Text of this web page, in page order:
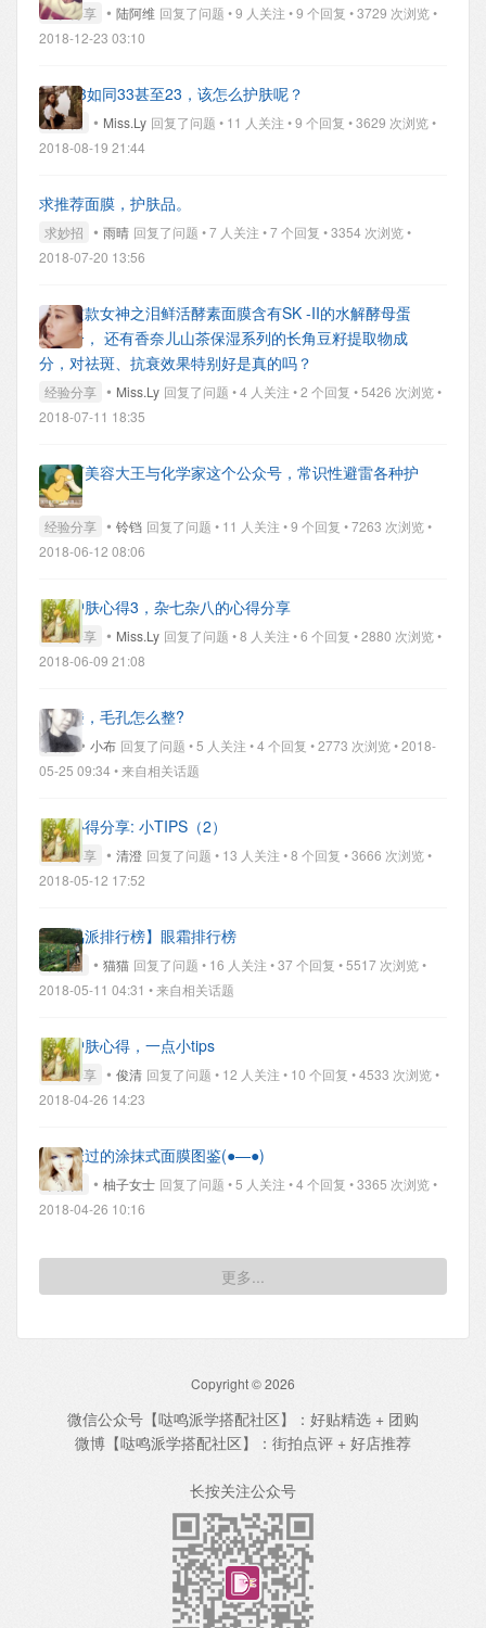
经验分享 • 陆阿维 回复了问题 • 9 人关注 • 9 个回复 • 3729 次浏览 •
2018-12-23 03:10
要想43如同33甚至23，该怎么护肤呢？
求妙招 • Miss.Ly 回复了问题 • 11 人关注 • 9 个回复 • 3629 次浏览 •
2018-08-19 21:44
求推荐面膜，护肤品。
求妙招 • 雨晴 回复了问题 • 7 人关注 • 7 个回复 • 3354 次浏览 •
2018-07-20 13:56
听说这款女神之泪鲜活酵素面膜含有SK -II的水解酵母蛋
白成分， 还有香奈儿山茶保湿系列的长角豆籽提取物成
分，对祛斑、抗衰效果特别好是真的吗？
经验分享 • Miss.Ly 回复了问题 • 4 人关注 • 2 个回复 • 5426 次浏览 •
2018-07-11 18:35
推荐下美容大王与化学家这个公众号，常识性避雷各种护
肤品。
经验分享 • 铃铛 回复了问题 • 11 人关注 • 9 个回复 • 7263 次浏览 •
2018-06-12 08:06
我的护肤心得3，杂七杂八的心得分享
经验分享 • Miss.Ly 回复了问题 • 8 人关注 • 6 个回复 • 2880 次浏览 •
2018-06-09 21:08
补个楼，毛孔怎么整?
其他 • 小布 回复了问题 • 5 人关注 • 4 个回复 • 2773 次浏览 • 2018-
05-25 09:34 • 来自相关话题
护肤心得分享: 小TIPS（2）
经验分享 • 清澄 回复了问题 • 13 人关注 • 8 个回复 • 3666 次浏览 •
2018-05-12 17:52
【哒鸣派排行榜】眼霜排行榜
求妙招 • 猫猫 回复了问题 • 16 人关注 • 37 个回复 • 5517 次浏览 •
2018-05-11 04:31 • 来自相关话题
我的护肤心得，一点小tips
经验分享 • 俊清 回复了问题 • 12 人关注 • 10 个回复 • 4533 次浏览 •
2018-04-26 14:23
最近撩过的涂抹式面膜图鉴(●—●)
求妙招 • 柚子女士 回复了问题 • 5 人关注 • 4 个回复 • 3365 次浏览 •
2018-04-26 10:16
更多...
Copyright © 2026
微信公众号【哒鸣派学搭配社区】：好贴精选 + 团购
微博【哒鸣派学搭配社区】：街拍点评 + 好店推荐
长按关注公众号